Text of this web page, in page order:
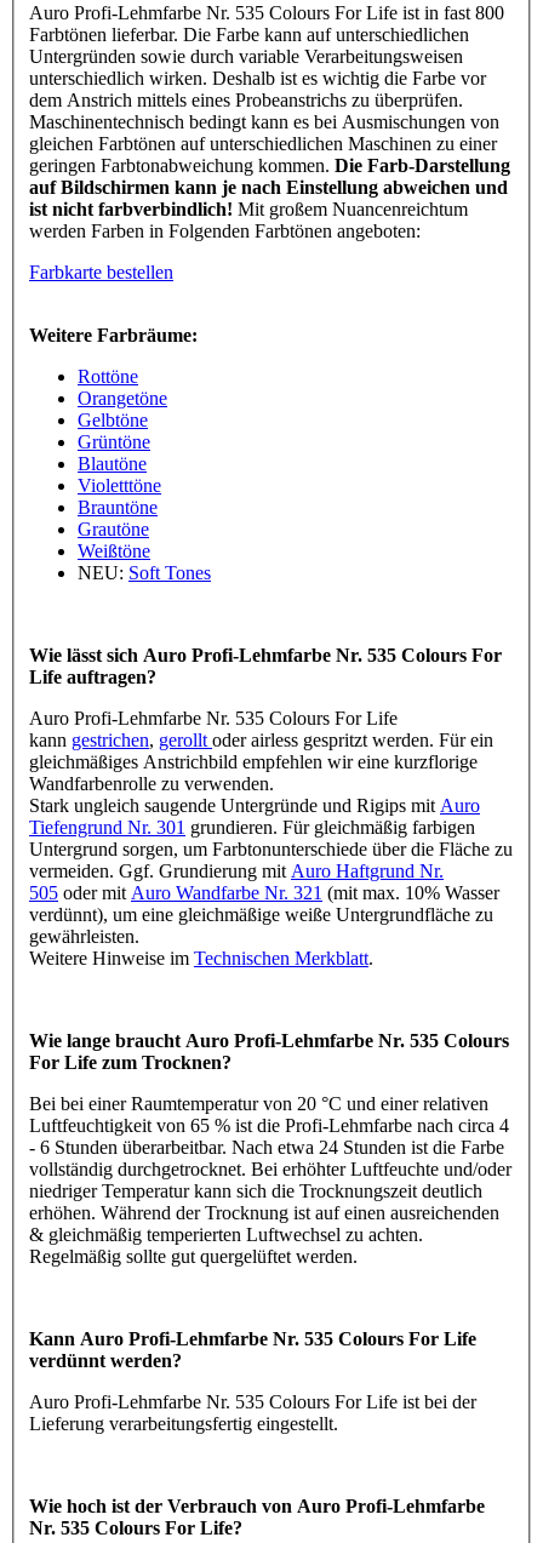
Auro Profi-Lehmfarbe Nr. 535 Colours For Life ist in fast 800
Farbtönen lieferbar. Die Farbe kann auf unterschiedlichen
Untergründen sowie durch variable Verarbeitungsweisen
unterschiedlich wirken. Deshalb ist es wichtig die Farbe vor
dem Anstrich mittels eines Probeanstrichs zu überprüfen.
Maschinentechnisch bedingt kann es bei Ausmischungen von
gleichen Farbtönen auf unterschiedlichen Maschinen zu einer
geringen Farbtonabweichung kommen. Die Farb-Darstellung
auf Bildschirmen kann je nach Einstellung abweichen und
ist nicht farbverbindlich! Mit großem Nuancenreichtum
werden Farben in Folgenden Farbtönen angeboten:
Farbkarte bestellen
Weitere Farbräume:
Rottöne
Orangetöne
Gelbtöne
Grüntöne
Blautöne
Violetttöne
Brauntöne
Grautöne
Weißtöne
NEU: Soft Tones
Wie lässt sich Auro Profi-Lehmfarbe Nr. 535 Colours For
Life auftragen?
Auro Profi-Lehmfarbe Nr. 535 Colours For Life
kann gestrichen, gerollt oder airless gespritzt werden. Für ein
gleichmäßiges Anstrichbild empfehlen wir eine kurzflorige
Wandfarbenrolle zu verwenden.
Stark ungleich saugende Untergründe und Rigips mit Auro
Tiefengrund Nr. 301 grundieren. Für gleichmäßig farbigen
Untergrund sorgen, um Farbtonunterschiede über die Fläche zu
vermeiden. Ggf. Grundierung mit Auro Haftgrund Nr.
505 oder mit Auro Wandfarbe Nr. 321 (mit max. 10% Wasser
verdünnt), um eine gleichmäßige weiße Untergrundfläche zu
gewährleisten.
Weitere Hinweise im Technischen Merkblatt.
Wie lange braucht Auro Profi-Lehmfarbe Nr. 535 Colours
For Life zum Trocknen?
Bei bei einer Raumtemperatur von 20 °C und einer relativen
Luftfeuchtigkeit von 65 % ist die Profi-Lehmfarbe nach circa 4
- 6 Stunden überarbeitbar. Nach etwa 24 Stunden ist die Farbe
vollständig durchgetrocknet. Bei erhöhter Luftfeuchte und/oder
niedriger Temperatur kann sich die Trocknungszeit deutlich
erhöhen. Während der Trocknung ist auf einen ausreichenden
& gleichmäßig temperierten Luftwechsel zu achten.
Regelmäßig sollte gut quergelüftet werden.
Kann Auro Profi-Lehmfarbe Nr. 535 Colours For Life
verdünnt werden?
Auro Profi-Lehmfarbe Nr. 535 Colours For Life ist bei der
Lieferung verarbeitungsfertig eingestellt.
Wie hoch ist der Verbrauch von Auro Profi-Lehmfarbe
Nr. 535 Colours For Life?